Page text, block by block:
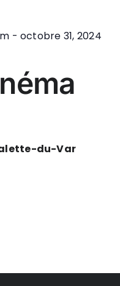
-octobre 31, 2024
du-Var